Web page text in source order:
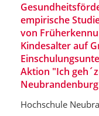
empirische
von
Kindesalter auf
Aktion "Ich
Neubrandenburg
Hochschule